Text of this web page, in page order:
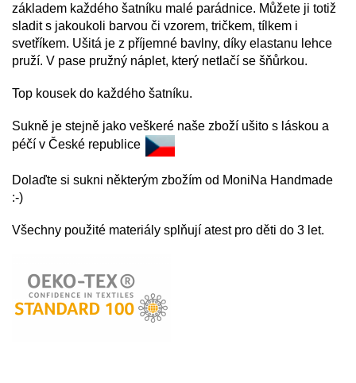
základem každého šatníku malé parádnice. Můžete ji totiž
sladit s jakoukoli barvou či vzorem, tričkem, tílkem i
svetříkem. Ušitá je z příjemné bavlny, díky elastanu lehce
pruží. V pase pružný náplet, který netlačí se šňůrkou.
Top kousek do každého šatníku.
Sukně je stejně jako veškeré naše zboží ušito s láskou a
péčí v České republice
Dolaďte si sukni některým zbožím od MoniNa Handmade
:-)
Všechny použité materiály splňují atest pro děti do 3 let.